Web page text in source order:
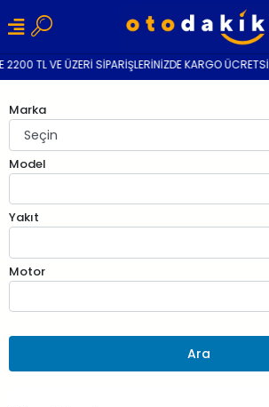
2200 TL VE ÜZERİ SİPARİŞLERİNİZDE KARGO ÜCRETSİZ
Marka
Model
Yakıt
Motor
Ara